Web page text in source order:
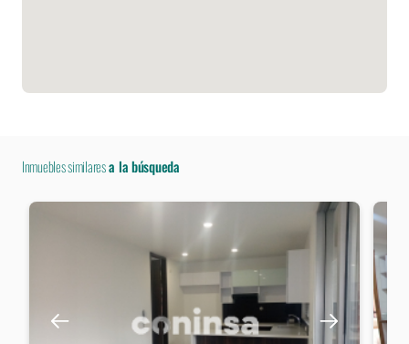
Inmuebles similaresa la búsqueda